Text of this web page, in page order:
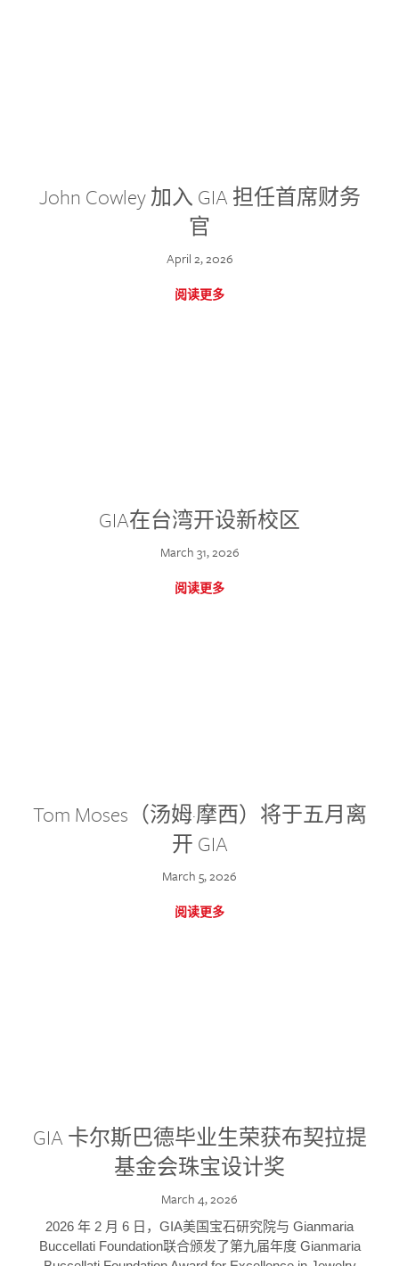
John Cowley 加入 GIA 担任首席财务
官
April 2, 2026
阅读更多
GIA在台湾开设新校区
March 31, 2026
阅读更多
Tom Moses（汤姆·摩西）将于五月离
开 GIA
March 5, 2026
阅读更多
GIA 卡尔斯巴德毕业生荣获布契拉提
基金会珠宝设计奖
March 4, 2026
2026 年 2 月 6 日，GIA美国宝石研究院与 Gianmaria
Buccellati Foundation联合颁发了第九届年度 Gianmaria